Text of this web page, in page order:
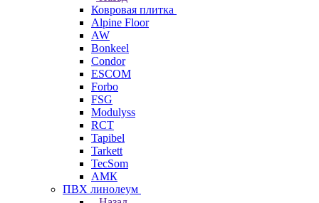
Ковровая плитка
Alpine Floor
AW
Bonkeel
Condor
ESCOM
Forbo
FSG
Modulyss
RCT
Tapibel
Tarkett
TecSom
АМК
ПВХ линолеум